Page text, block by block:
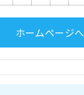
ホームページへ